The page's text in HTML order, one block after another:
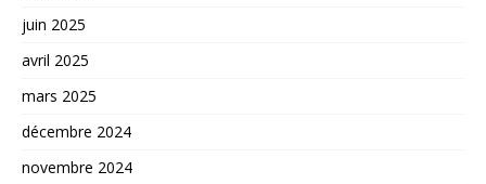
juin 2025
avril 2025
mars 2025
décembre 2024
novembre 2024